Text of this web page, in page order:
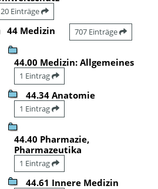
20 Einträge
44 Medizin 707 Einträge
44.00 Medizin: Allgemeines
1 Eintrag
44.34 Anatomie
1 Eintrag
44.40 Pharmazie,
Pharmazeutika
1 Eintrag
44.61 Innere Medizin